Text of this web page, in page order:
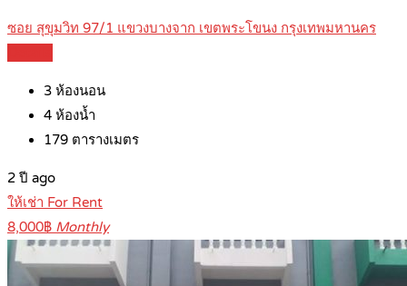
ซอย สุขุมวิท 97/1 แขวงบางจาก เขตพระโขนง กรุงเทพมหานคร
3 ห้องนอน
4 ห้องน้ำ
179 ตารางเมตร
2 ปี ago
ให้เช่า For Rent
8,000฿ Monthly